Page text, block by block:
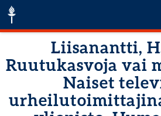
Liisanantti,
Ruutukasvoja vai
Naiset